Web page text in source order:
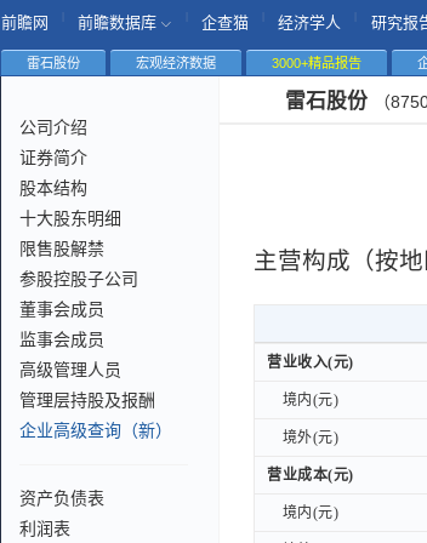
前瞻网 前瞻数据库 企查猫 经济学人 研究报
雷石股份 宏观经济数据 3000+精品报告
公司介绍
证券简介
股本结构
十大股东明细
限售股解禁
参股控股子公司
董事会成员
监事会成员
高级管理人员
管理层持股及报酬
企业高级查询（新）
资产负债表
利润表
雷石股份 （
主营构成（按地
营业收入(元)
境内(元)
境外(元)
营业成本(元)
境内(元)
营业收入(元)
境内(元)
境外(元)
营业成本(元)
境内(元)